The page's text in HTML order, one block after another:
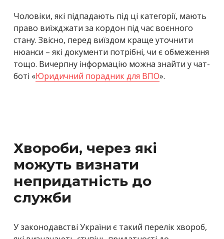
Чоловіки, які підпадають під ці категорії, мають
право виїжджати за кордон під час воєнного
стану. Звісно, перед виїздом краще уточнити
нюанси – які документи потрібні, чи є обмеження
тощо. Вичерпну інформацію можна знайти у чат-
боті «Юридичний порадник для ВПО».
Хвороби, через які
можуть визнати
непридатність до
служби
У законодавстві України є такий перелік хвороб,